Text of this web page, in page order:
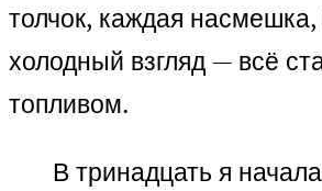
толчок, каждая
холодный взгляд — всё
топливом.
В тринадцать я начала